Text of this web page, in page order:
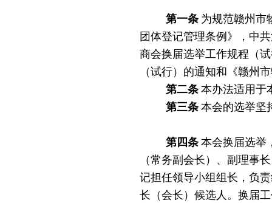
第一条 为规范赣州市
团体登记管理条例》，中
商会换届选举工作规程（
（试行）的通知和《赣州
第二条 本办法适用于
第三条 本会的选举坚
第四条 本会换届选举
（常务副会长）、副理事
记担任领导小组组长，负
长（会长）候选人。换届